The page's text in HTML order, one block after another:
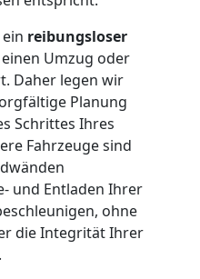
reibungsloser
Umzug oder
Daher legen wir
Planung
Schrittes Ihres
Fahrzeuge sind
und Entladen Ihrer
ohne
die Integrität Ihrer